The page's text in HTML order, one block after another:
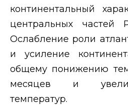
континентальный
центральных частей
Ослабление роли
и усиление
общему понижению
месяцев и
температур.